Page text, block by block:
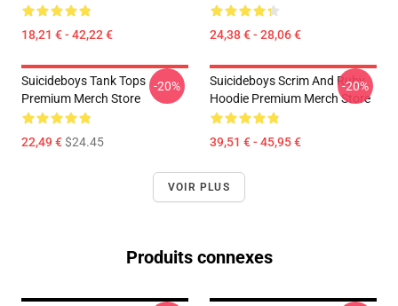
18,21 € - 42,22 € 24,38 € - 28,06 €
Suicideboys Tank Tops
Premium Merch Store
22,49 €$24.45
-20%
Suicideboys Scrim And Ruby
Hoodie Premium Merch Store
39,51 € - 45,95 €
-20%
VOIR PLUS
Produits connexes